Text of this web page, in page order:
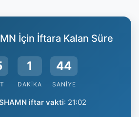
İçin İftara Kalan Süre
1
DAKIKA
44
SANIYE
iftar vakti: 21:02